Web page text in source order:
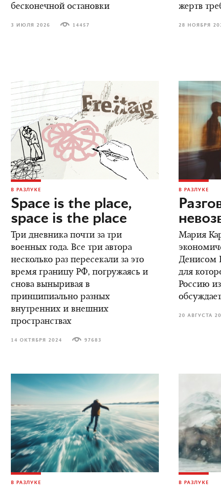
бесконечной остановки
3 ИЮЛЯ 2026 14457
жертв
28 НОЯБРЯ
В РАЗЛУКЕ
Space is the place,
space is the place
Три дневника почти за три
военных года. Все три автора
несколько раз пересекали за это
время границу РФ, погружаясь и
снова выныривая в
принципиально разных
внутренних и внешних
пространствах
14 ОКТЯБРЯ 2024 97683
В РАЗЛУКЕ
Мария
Денисом
для
Россию
20 АВГУСТА
В РАЗЛУКЕ В РАЗЛУКЕ